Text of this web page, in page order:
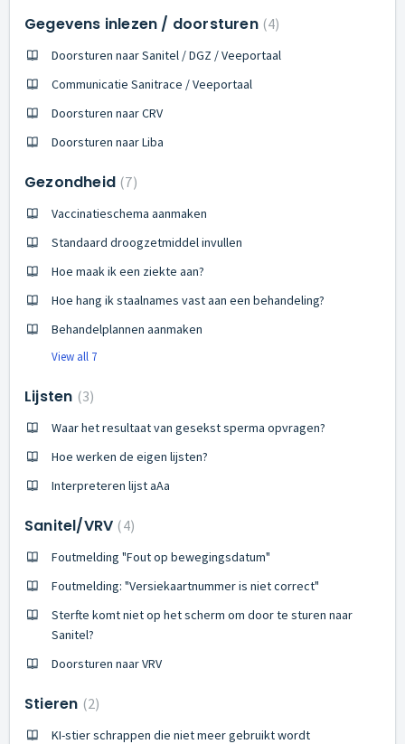
Gegevens inlezen / doorsturen 4
Doorsturen naar Sanitel / DGZ / Veeportaal
Communicatie Sanitrace / Veeportaal
Doorsturen naar CRV
Doorsturen naar Liba
Gezondheid 7
Vaccinatieschema aanmaken
Standaard droogzetmiddel invullen
Hoe maak ik een ziekte aan?
Hoe hang ik staalnames vast aan een behandeling?
Behandelplannen aanmaken
View all 7
Lijsten 3
Waar het resultaat van gesekst sperma opvragen?
Hoe werken de eigen lijsten?
Interpreteren lijst aAa
Sanitel/VRV 4
Foutmelding "Fout op bewegingsdatum"
Foutmelding: "Versiekaartnummer is niet correct"
Sterfte komt niet op het scherm om door te sturen naar
Sanitel?
Doorsturen naar VRV
Stieren 2
KI-stier schrappen die niet meer gebruikt wordt